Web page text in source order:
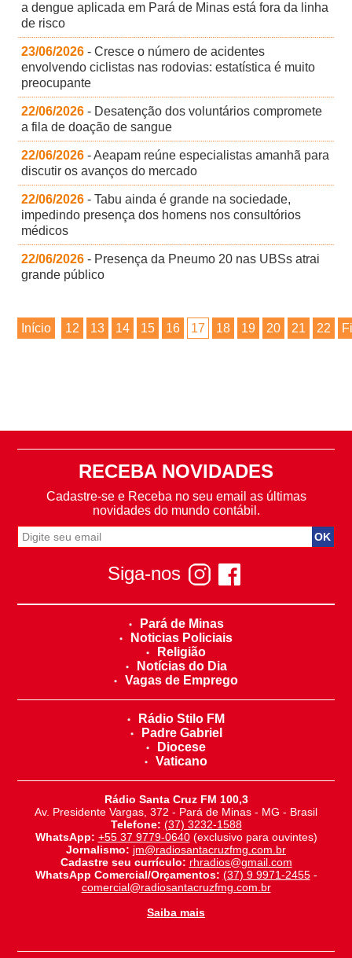
a dengue aplicada em Pará de Minas está fora da linha
de risco
23/06/2026 - Cresce o número de acidentes
envolvendo ciclistas nas rodovias: estatística é muito
preocupante
22/06/2026 - Desatenção dos voluntários compromete
a fila de doação de sangue
22/06/2026 - Aeapam reúne especialistas amanhã para
discutir os avanços do mercado
22/06/2026 - Tabu ainda é grande na sociedade,
impedindo presença dos homens nos consultórios
médicos
22/06/2026 - Presença da Pneumo 20 nas UBSs atrai
grande público
Início 12 13 14 15 16 17 18 19 20 21 22
RECEBA NOVIDADES
Cadastre-se e Receba no seu email as últimas
novidades do mundo contábil.
Siga-nos
Pará de Minas
Noticias Policiais
Religião
Notícias do Dia
Vagas de Emprego
Rádio Stilo FM
Padre Gabriel
Diocese
Vaticano
Rádio Santa Cruz FM 100,3
Av. Presidente Vargas, 372 - Pará de Minas - MG - Brasil
Telefone: (37) 3232-1588
WhatsApp: +55 37 9779-0640(exclusivo para ouvintes)
Jornalismo: jm@radiosantacruzfmg.com.br
Cadastre seu currículo: rhradios@gmail.com
WhatsApp Comercial/Orçamentos: (37) 9 9971-2455-
comercial@radiosantacruzfmg.com.br
Saiba mais